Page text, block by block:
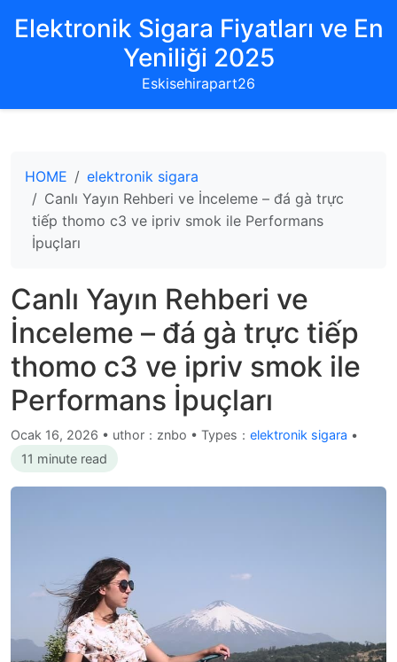
Elektronik Sigara Fiyatları ve En
Yeniliği 2025
Eskisehirapart26
HOME
elektronik sigara
Canlı Yayın Rehberi ve İnceleme – đá gà trực
tiếp thomo c3 ve ipriv smok ile Performans
İpuçları
Canlı Yayın Rehberi ve
İnceleme – đá gà trực tiếp
thomo c3 ve ipriv smok ile
Performans İpuçları
Ocak 16, 2026 • uthor：znbo • Types： elektronik sigara •
11 minute read